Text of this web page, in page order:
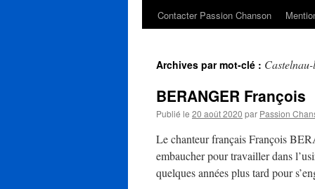
Contacter Passion Chanson
Archives par mot-clé :
BERANGER François
Publié le 20 août 2020 par Passion
Le chanteur français François
embaucher pour travailler dans
quelques années plus tard pour